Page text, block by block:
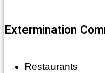
Extermination
Restaurants